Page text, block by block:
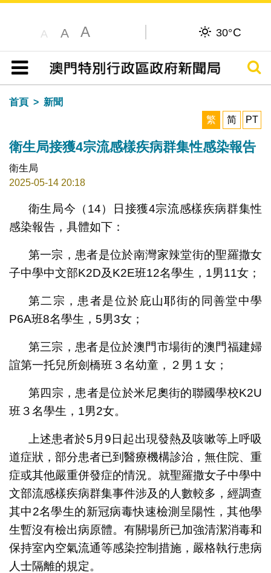
A A A 30°C
目錄
搜尋
首頁
新聞
繁
简 PT
衛生局接獲4宗流感樣疾病群集性感染報告
衛生局
2025-05-14 20:18
衛生局今（14）日接獲4宗流感樣疾病群集性
感染報告，具體如下：
第一宗，患者是位於南灣家辣堂街的聖羅撒女
子中學中文部K2D及K2E班12名學生，1男11女；
第二宗，患者是位於庇山耶街的同善堂中學
P6A班8名學生，5男3女；
第三宗，患者是位於澳門市場街的澳門福建婦
誼第一托兒所劍橋班３名幼童，２男１女；
第四宗，患者是位於米尼奧街的聯國學校K2U
班３名學生，1男2女。
上述患者於5月9日起出現發熱及咳嗽等上呼吸
道症狀，部分患者已到醫療機構診治，無住院、重
症或其他嚴重併發症的情況。就聖羅撒女子中學中
文部流感樣疾病群集事件涉及的人數較多，經調查
其中2名學生的新冠病毒快速檢測呈陽性，其他學
生暫沒有檢出病原體。有關場所已加強清潔消毒和
保持室內空氣流通等感染控制措施，嚴格執行患病
人士隔離的規定。